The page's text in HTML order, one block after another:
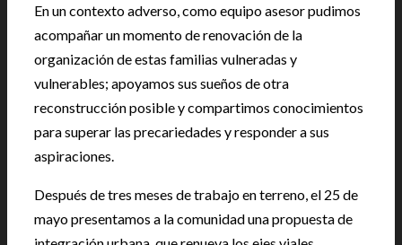
En un contexto adverso, como equipo asesor pudimos
acompañar un momento de renovación de la
organización de estas familias vulneradas y
vulnerables; apoyamos sus sueños de otra
reconstrucción posible y compartimos conocimientos
para superar las precariedades y responder a sus
aspiraciones.
Después de tres meses de trabajo en terreno, el 25 de
mayo presentamos a la comunidad una propuesta de